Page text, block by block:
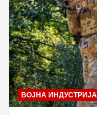
ВОЈНА ИНДУСТРИЈА